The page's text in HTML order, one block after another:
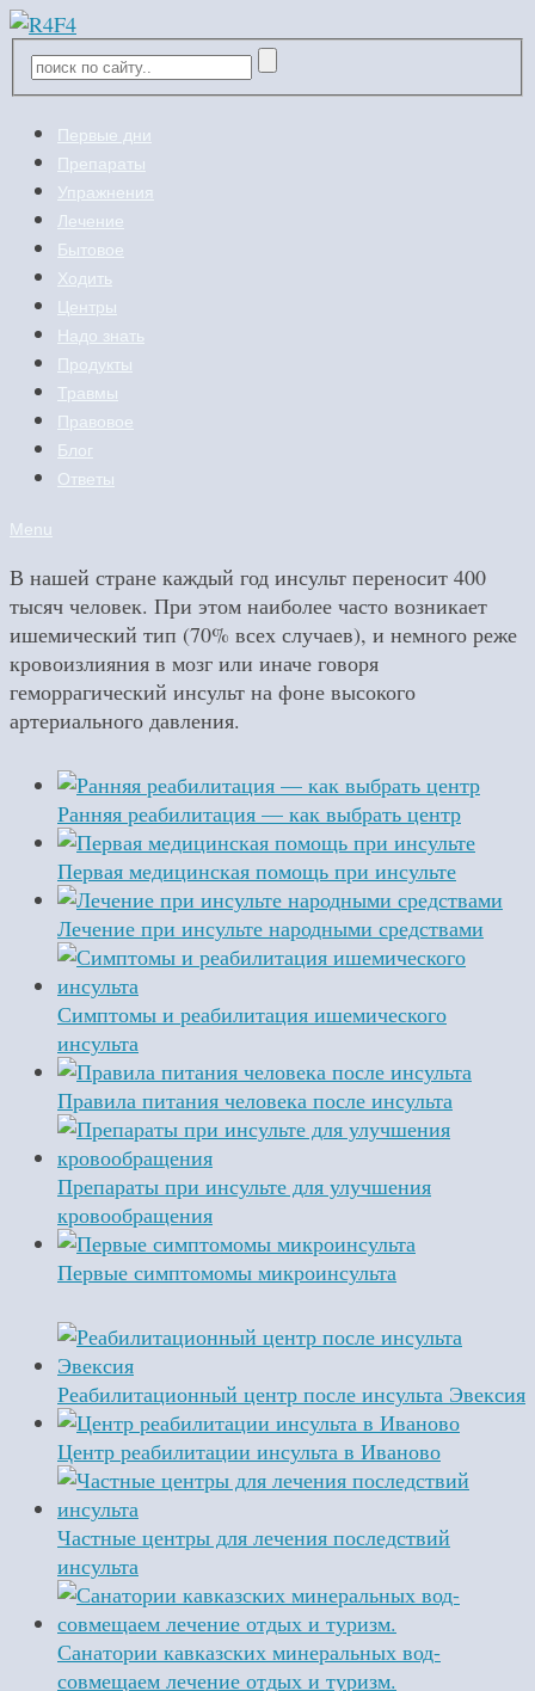
Первые дни
Препараты
Упражнения
Лечение
Бытовое
Ходить
Центры
Надо знать
Продукты
Травмы
Правовое
Блог
Ответы
Menu
В нашей стране каждый год инсульт переносит 400
тысяч человек. При этом наиболее часто возникает
ишемический тип (70% всех случаев), и немного реже
кровоизлияния в мозг или иначе говоря
геморрагический инсульт на фоне высокого
артериального давления.
Ранняя реабилитация — как выбрать центр
Первая медицинская помощь при инсульте
Лечение при инсульте народными средствами
Симптомы и реабилитация ишемического
инсульта
Правила питания человека после инсульта
Препараты при инсульте для улучшения
кровообращения
Первые симптомомы микроинсульта
Реабилитационный центр после инсульта Эвексия
Центр реабилитации инсульта в Иваново
Частные центры для лечения последствий
инсульта
Санатории кавказских минеральных вод-
совмещаем лечение отдых и туризм.